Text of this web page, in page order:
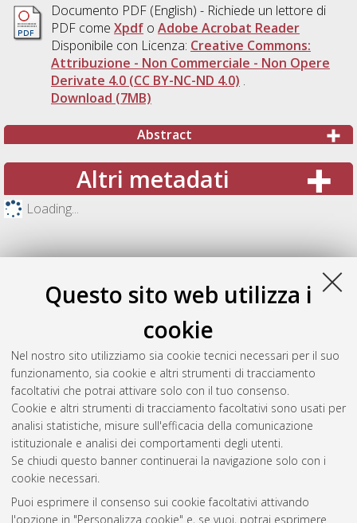
Questo sito web utilizza i
cookie
Nel nostro sito utilizziamo sia cookie tecnici necessari per il suo
funzionamento, sia cookie e altri strumenti di tracciamento
facoltativi che potrai attivare solo con il tuo consenso.
Cookie e altri strumenti di tracciamento facoltativi sono usati per
analisi statistiche, misure sull'efficacia della comunicazione
istituzionale e analisi dei comportamenti degli utenti.
Se chiudi questo banner continuerai la navigazione solo con i
cookie necessari.
Puoi esprimere il consenso sui cookie facoltativi attivando
l'opzione in "Personalizza cookie" e, se vuoi, potrai esprimere
Documento PDF(English) - Richiede un lettore di
PDF come Xpdfo Adobe Acrobat Reader
Disponibile con Licenza: Creative Commons:
Attribuzione - Non Commerciale - Non Opere
Derivate 4.0 (CC BY-NC-ND 4.0) .
Download (7MB)
Abstract
Altri metadati
Loading...
Gestione del documento:
Atom
Rss 1.0